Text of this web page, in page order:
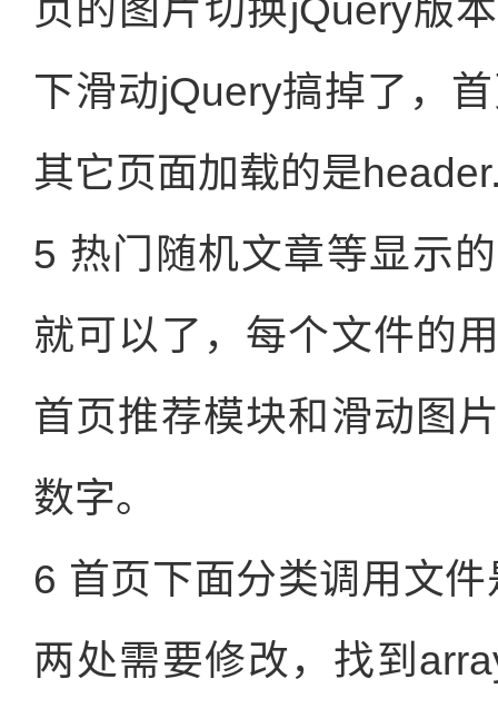
页的图片切换jQuery版
下滑动jQuery搞掉了，
其它页面加载的是
5 热门随机文章等显示
就可以了，每个文件的
首页推荐模块和滑动图
数字。
6 首页下面分类调用文
两处需要修改，找到